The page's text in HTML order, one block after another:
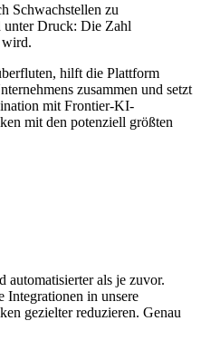
Schwachstellen zu
unter Druck: Die Zahl
wird.
hilft die Plattform
zusammen und setzt
mit Frontier-KI-
mit den potenziell größten
automatisierter als je zuvor.
Integrationen in unsere
gezielter reduzieren. Genau